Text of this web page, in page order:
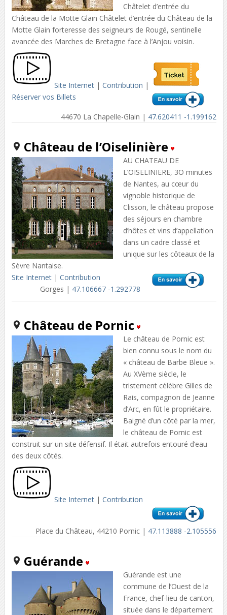
Châtelet d’entrée du
Château de la Motte Glain Châtelet d’entrée du Château de la
Motte Glain forteresse des seigneurs de Rougé, sentinelle
avancée des Marches de Bretagne face à l’Anjou voisin.
Site Internet| Contribution |
Réserver vos Billets
44670 La Chapelle-Glain | 47.620411 -1.199162
Château de l’Oiselinière
AU CHATEAU DE
L’OISELINIERE, 3O minutes
de Nantes, au cœur du
vignoble historique de
Clisson, le château propose
des séjours en chambre
d’hôtes et vins d’appellation
dans un cadre classé et
unique sur les côteaux de la
Sèvre Nantaise.
Site Internet| Contribution
Gorges | 47.106667 -1.292778
Château de Pornic
Le château de Pornic est
bien connu sous le nom du
« château de Barbe Bleue ».
Au XVème siècle, le
tristement célèbre Gilles de
Rais, compagnon de Jeanne
d’Arc, en fût le propriétaire.
Baigné d’un côté par la mer,
le château de Pornic est
construit sur un site défensif. Il était autrefois entouré d’eau
des deux côtés.
Site Internet| Contribution
Place du Château, 44210 Pornic | 47.113888 -2.105556
Guérande
Guérande est une
commune de l’Ouest de la
France, chef-lieu de canton,
située dans le département